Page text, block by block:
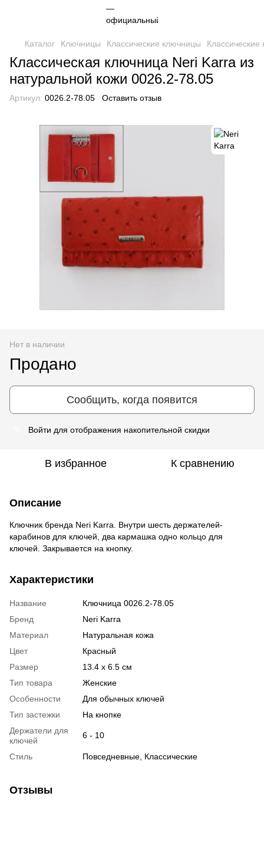
Каталог Ключницы Классические ключницы
Классическая ключница Neri Karra из
натуральной кожи 0026.2-78.05
Артикул: 0026.2-78.05 Оставить отзыв
Нет в наличии
Продано
Сообщить, когда появится
Войти для отображения накопительной скидки
В избранное К сравнению
Описание
Ключник бренда Neri Karra. Внутри шесть держателей-
карабинов для ключей, два кармашка одно кольцо для
ключей. Закрывается на кнопку.
Характеристики
Название
Ключница 0026.2-78.05
Бренд
Neri Karra
Материал
Натуральная кожа
Цвет
Красный
Размер
13.4 x 6.5 см
Тип товара
Женские
Особенности
Для обычных ключей
Тип застежки
На кнопке
Держатели для
ключей
6 - 10
Стиль Повседневные, Классические
Отзывы